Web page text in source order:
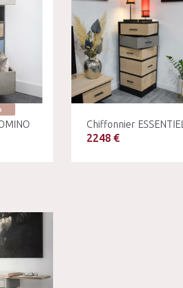
Chiffonnier ESSENTIEL
2248 €